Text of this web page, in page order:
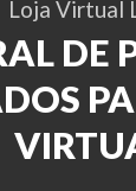
Loja Virtual
DE